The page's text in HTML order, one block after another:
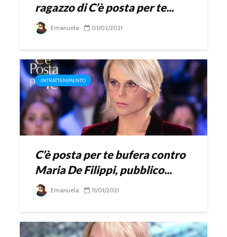
ragazzo di C’è posta per te...
Emanuela 01/02/2021
INTRATTENIMENTO
C’è posta per te bufera contro
Maria De Filippi, pubblico...
Emanuela 11/01/2021